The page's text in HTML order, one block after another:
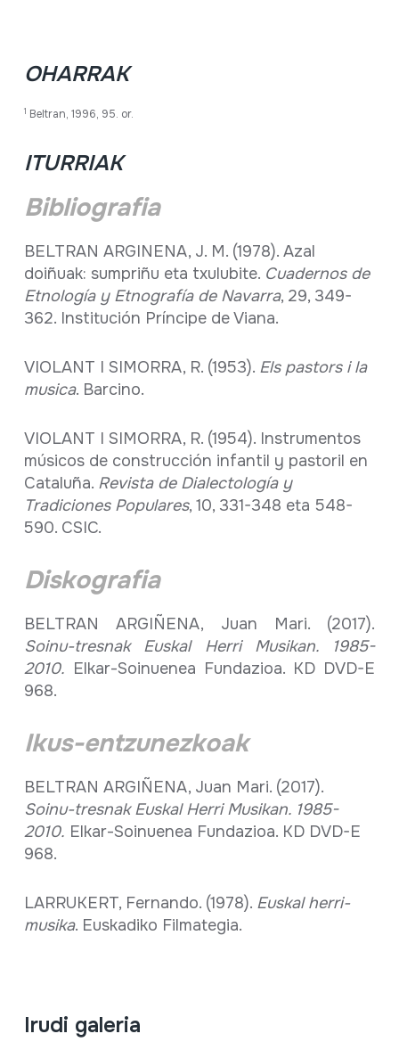
OHARRAK
1 Beltran, 1996, 95. or.
ITURRIAK
Bibliografia
BELTRAN ARGINENA, J. M. (1978). Azal
doiñuak: sumpriñu eta txulubite. Cuadernos de
Etnología y Etnografía de Navarra, 29, 349-
362. Institución Príncipe de Viana.
VIOLANT I SIMORRA, R. (1953). Els pastors i la
musica. Barcino.
VIOLANT I SIMORRA, R. (1954). Instrumentos
músicos de construcción infantil y pastoril en
Cataluña. Revista de Dialectología y
Tradiciones Populares, 10, 331-348 eta 548-
590. CSIC.
Diskografia
BELTRAN ARGIÑENA, Juan Mari. (2017).
Soinu-tresnak Euskal Herri Musikan. 1985-
2010. Elkar-Soinuenea Fundazioa. KD DVD-E
968.
Ikus-entzunezkoak
BELTRAN ARGIÑENA, Juan Mari. (2017).
Soinu-tresnak Euskal Herri Musikan. 1985-
2010. Elkar-Soinuenea Fundazioa. KD DVD-E
968.
LARRUKERT, Fernando. (1978). Euskal herri-
musika. Euskadiko Filmategia.
Irudi galeria